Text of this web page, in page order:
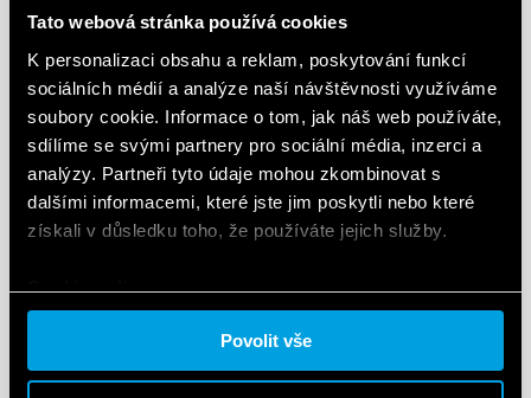
Tato webová stránka používá cookies
K personalizaci obsahu a reklam, poskytování funkcí
sociálních médií a analýze naší návštěvnosti využíváme
soubory cookie. Informace o tom, jak náš web používáte,
sdílíme se svými partnery pro sociální média, inzerci a
analýzy. Partneři tyto údaje mohou zkombinovat s
dalšími informacemi, které jste jim poskytli nebo které
získali v důsledku toho, že používáte jejich služby.
Cookie policy.
Povolit vše
TYP 27.22 - IMPULSNĚ OVLÁDANÝ SPÍNAČ
Šroubové svorky
AC cívka
PODROBNOSTI